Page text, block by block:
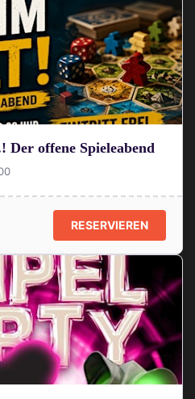
Der offene Spieleabend
RESERVIEREN